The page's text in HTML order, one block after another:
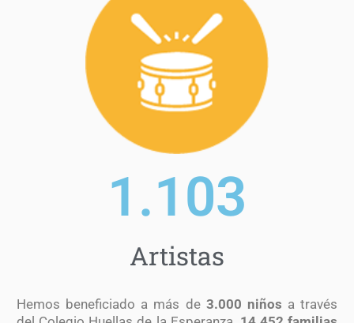
Artistas
1.681
Hemos beneficiado a más de 3.000 niños a través